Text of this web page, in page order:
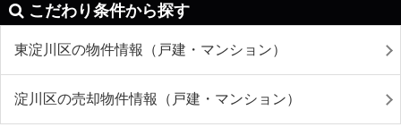
こだわり条件から探す
東淀川区の物件情報（戸建・マンション）
淀川区の売却物件情報（戸建・マンション）